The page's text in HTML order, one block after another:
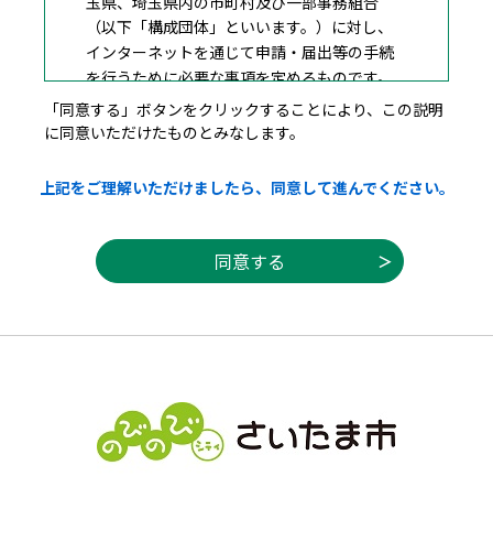
（以下「構成団体」といいます。）に対し、
インターネットを通じて申請・届出等の手続
を行うために必要な事項を定めるものです。
本システムを利用して申請・届出等手続を
要です。このことを前提に、構成団体は本シ
ステムのサービスを提供します。本システム
みについても、この規約に同意したものとみ
なします。
「同意する」ボタンをクリックすることにより、この説明
に同意いただけたものとみなします。
上記をご理解いただけましたら、同意して進んでください。